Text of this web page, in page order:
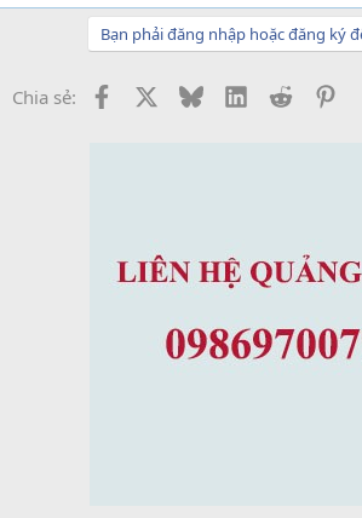
Bạn phải đăng nhập hoặc đăng ký
Chia sẻ: Facebook BlueskyLinkedInReddit